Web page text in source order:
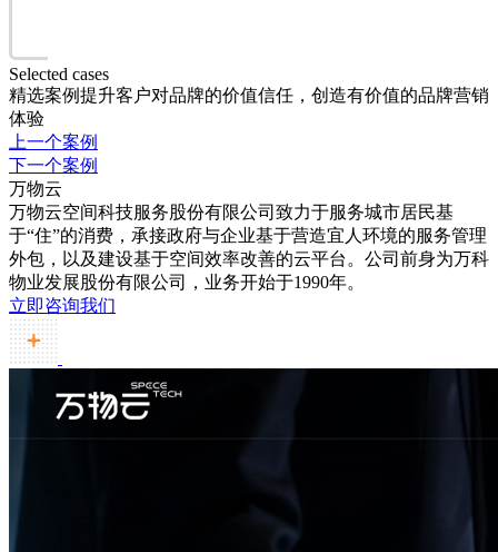
Selected cases
精选案例提升客户对品牌的价值信任，创造有价值的品牌营销
体验
上一个案例
下一个案例
万物云
万物云空间科技服务股份有限公司致力于服务城市居民基
于“住”的消费，承接政府与企业基于营造宜人环境的服务管理
外包，以及建设基于空间效率改善的云平台。公司前身为万科
物业发展股份有限公司，业务开始于1990年。
立即咨询我们